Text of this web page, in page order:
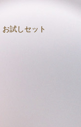
お試しセット